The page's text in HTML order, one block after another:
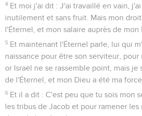
4 Et moi j'ai dit : J'ai travaillé en vain,
inutilement et sans fruit. Mais mon
l'Éternel, et mon salaire auprès de mon
5 Et maintenant l'Éternel parle, lui qui
naissance pour être son serviteur, pour
or Israël ne se rassemble point, mais je
de l'Éternel, et mon Dieu a été ma force.
6 Et il a dit : C'est peu que tu sois mon
les tribus de Jacob et pour ramener les